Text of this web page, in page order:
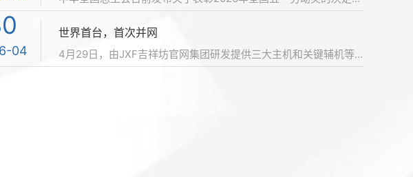
04
世界首台，首次并网
4月29日，由JXF吉祥坊官网集团研发提供三大主机和关键辅机等设备的世界首台大唐郓城630℃超超临界二次再热国家电力示范项目1号机组一次并网成功，标志着该机组已具备对外供电能力，为后续开展168小时满负荷试运行、实现正式投产发电奠定了坚实基础。该项目作为全球参数领先的百万千瓦二次再热机组，入选国家能源局第四批能源领域首台（套）重大技术装备名单，核心技术亮点突出：再热汽温631℃、主蒸汽压力35.5兆帕、发电效率50.05%、...
05 5月11日，国务院国资委党委召开专题会议，深入学习贯彻习近平总书记关于“十五五”规划的重要论述精神，研究审议《中央企业“十五五”发展规划纲要》编制工作，强调要提高政治站位，牢记职责使命，全面贯彻落实习近平总书记重要指示批示精神，自觉对标《中华人民共和国国民经济和社会发展第十五个五年规划纲要》，准确把握“十五五”规划编制基本要求，切实提高规划编制水平，确保中央企业规划与国家规划深入对接、协调实施，进...
04
【四川观察】世界首台首次并网，关键技术四川研发！